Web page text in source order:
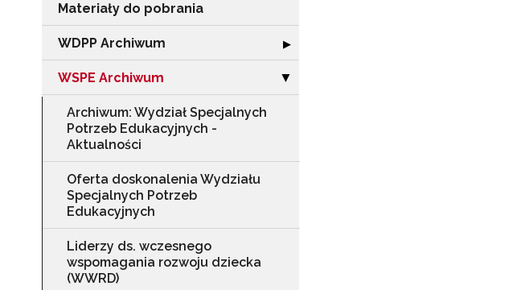
Materiały do pobrania
WDPP Archiwum Rozwiń sekcję "WDPP Archiwum"
▶
WSPE Archiwum Zwiń sekcję "WSPE Archiwum"
▶
Archiwum: Wydział Specjalnych
Potrzeb Edukacyjnych -
Aktualności
Oferta doskonalenia Wydziału
Specjalnych Potrzeb
Edukacyjnych
Liderzy ds. wczesnego
wspomagania rozwoju dziecka
(WWRD)